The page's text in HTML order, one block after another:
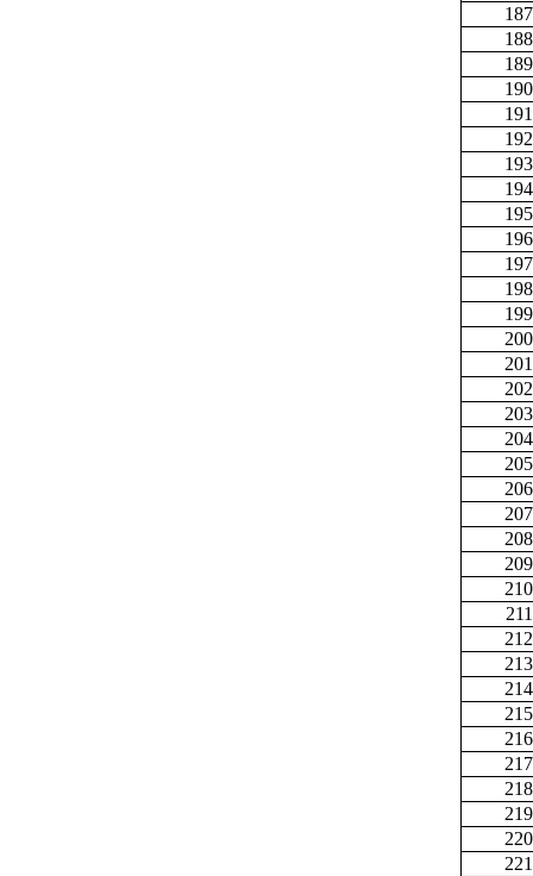
187
188
189
190
191
192
193
194
195
196
197
198
199
200
201
202
203
204
205
206
207
208
209
210
211
212
213
214
215
216
217
218
219
220
221